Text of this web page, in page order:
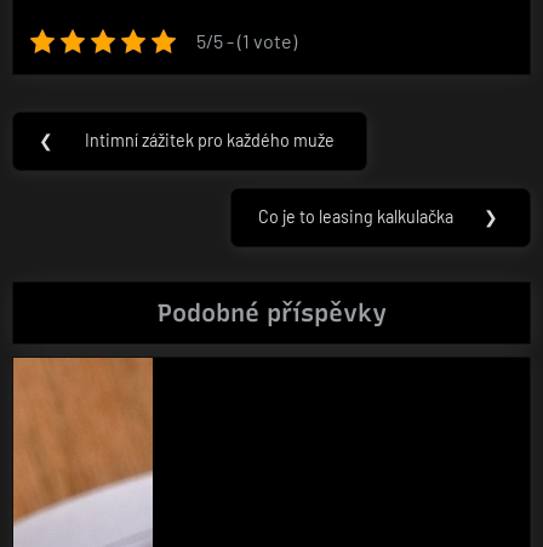
5/5 - (1 vote)
Navigace
pro
❮
Previous
Intimní zážitek pro každého muže
Next
Co je to leasing kalkulačka ❯
Podobné příspěvky